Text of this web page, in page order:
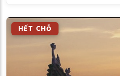
HẾT CHỖ